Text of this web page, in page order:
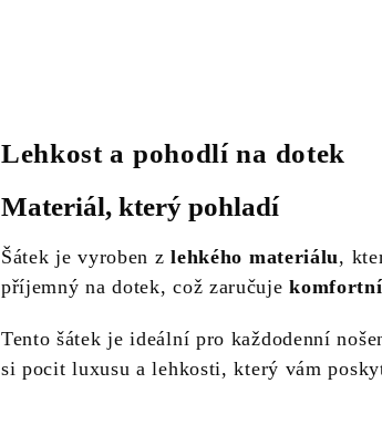
Lehkost a pohodlí na dotek
Materiál, který pohladí
Šátek je vyroben zlehkého materiálu,
příjemný na dotek, což zaručujekomfortní
Tento šátek je ideální pro každodenní
si pocit luxusu a lehkosti, který vám